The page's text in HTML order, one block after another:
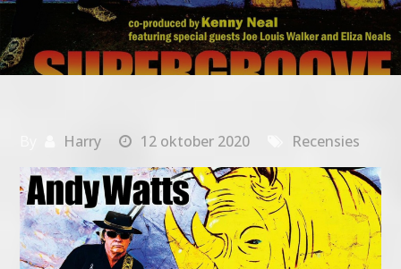
Harry 12 oktober 2020 Recensies